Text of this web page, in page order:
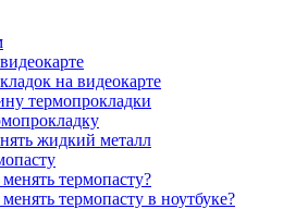
на видеокарте
термопрокладки
жидкий металл
термопасту?
термопасту в ноутбуке?